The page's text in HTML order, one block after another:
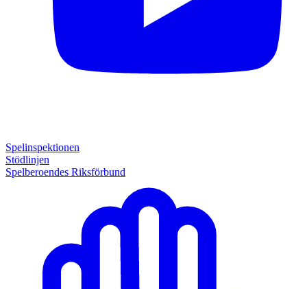
Spelinspektionen
Stödlinjen
Spelberoendes Riksförbund